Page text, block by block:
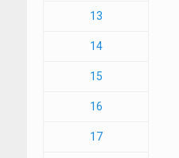
13
14
15
16
17